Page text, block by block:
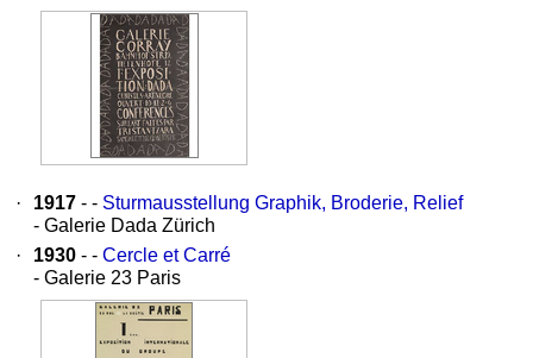
· 1917 - - Sturmausstellung Graphik, Broderie, Relief
- Galerie Dada Zürich
·
1930 - - Cercle et Carré
- Galerie 23 Paris